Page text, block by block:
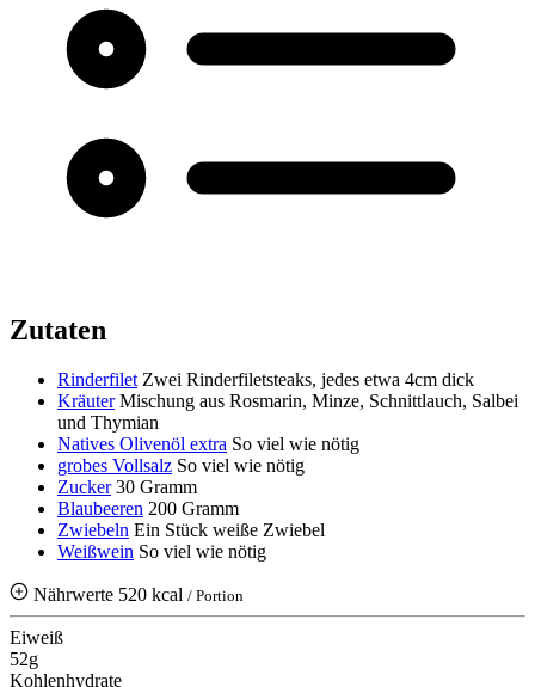
Zutaten
Rinderfilet Zwei Rinderfiletsteaks, jedes etwa 4cm dick
Kräuter Mischung aus Rosmarin, Minze, Schnittlauch, Salbei
und Thymian
Natives Olivenöl extra So viel wie nötig
grobes Vollsalz So viel wie nötig
Zucker 30 Gramm
Blaubeeren 200 Gramm
Zwiebeln Ein Stück weiße Zwiebel
Weißwein So viel wie nötig
Nährwerte 520 kcal / Portion
Eiweiß
52g
Kohlenhydrate